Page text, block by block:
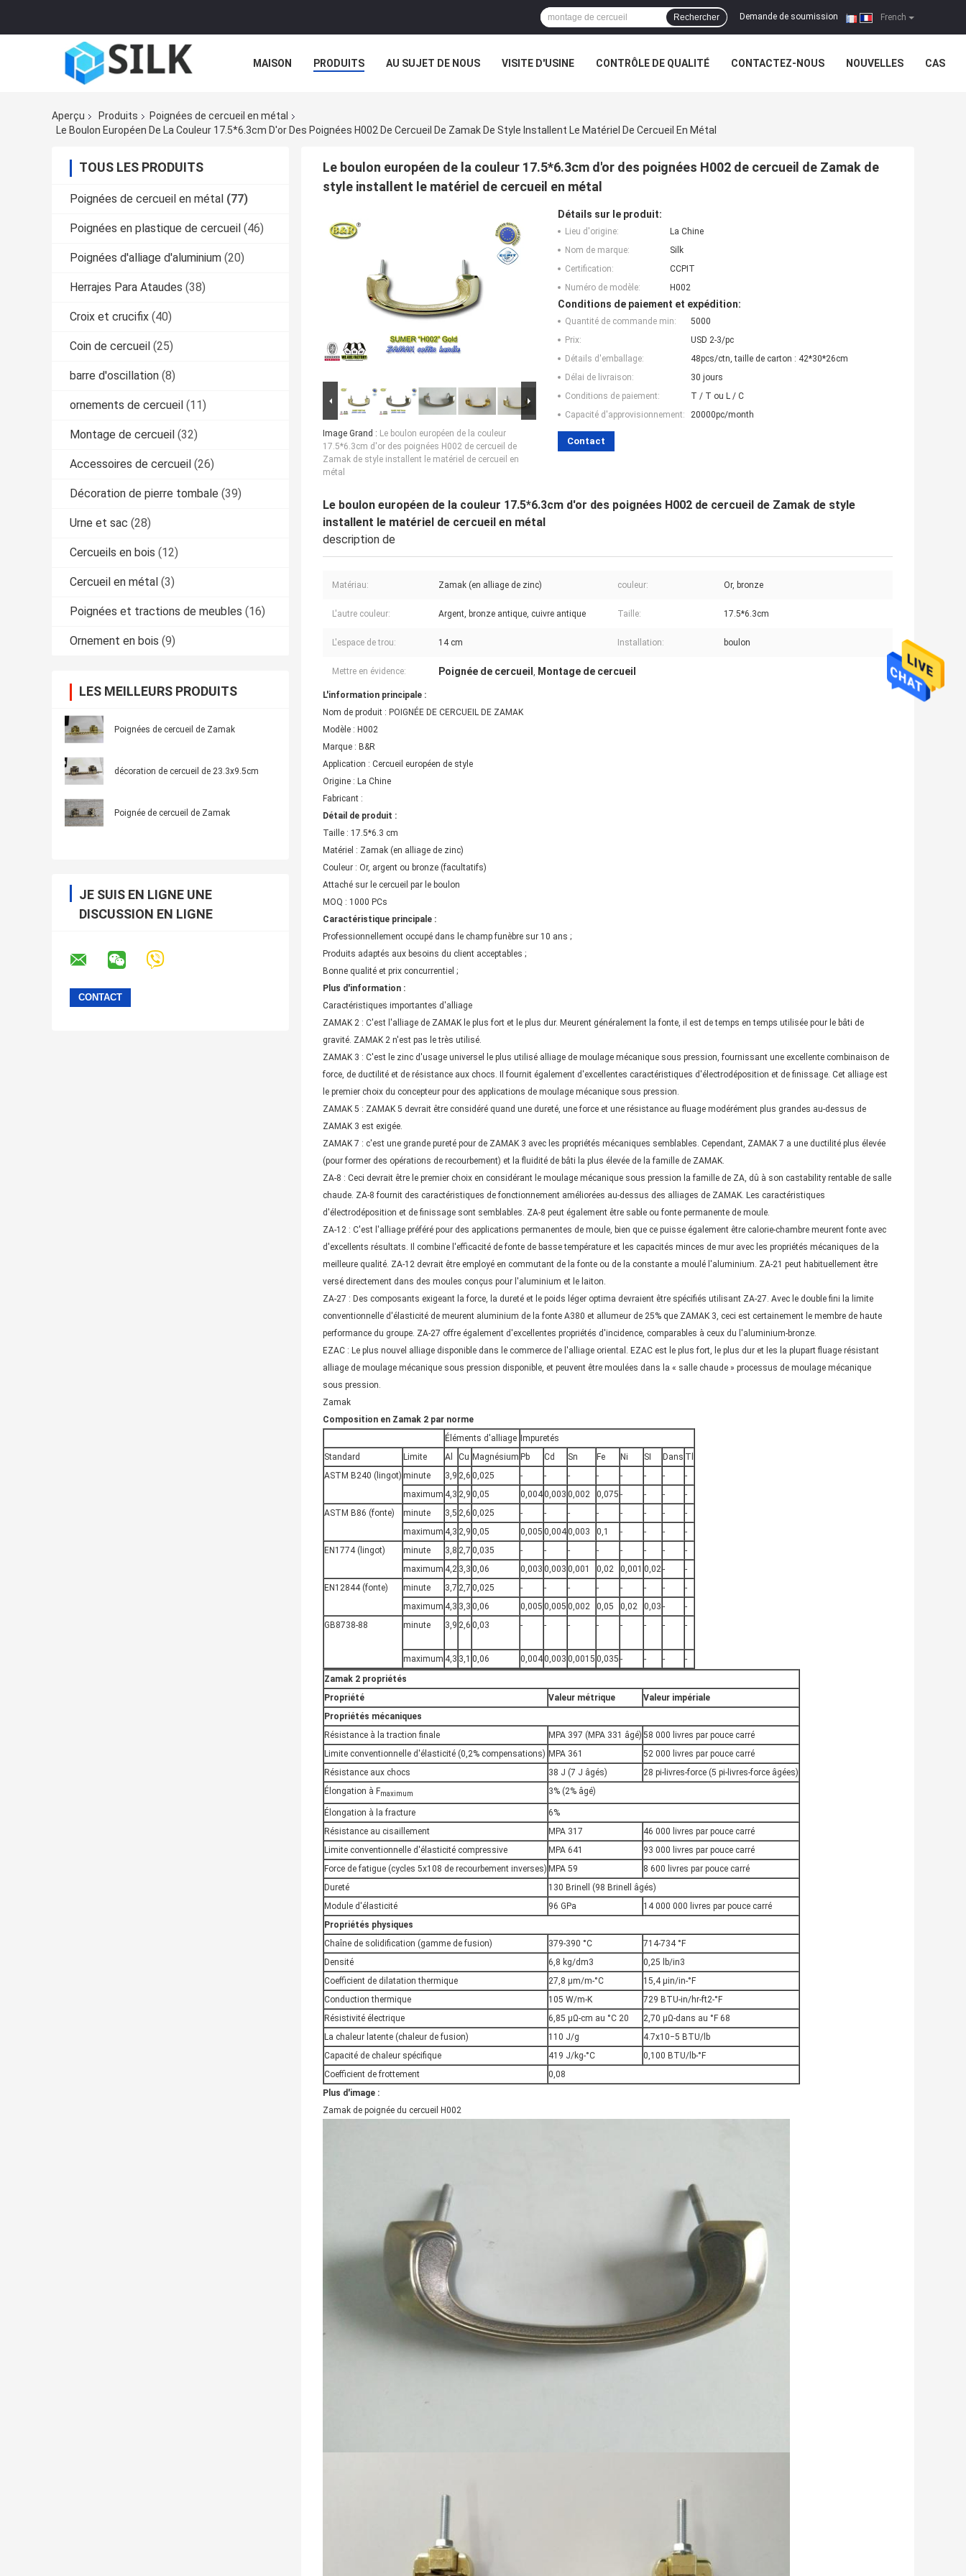
French
Demande de soumission |
Rechercher
MAISON PRODUITS AU SUJET DE NOUS VISITE D'USINE CONTRÔLE DE QUALITÉ CONTACTEZ-NOUS NOUVELLES CAS
Aperçu Produits
Poignées de cercueil en métal
Le Boulon Européen De La Couleur 17.5*6.3cm D'or Des Poignées H002 De Cercueil De Zamak De Style Installent Le Matériel De Cercueil En Métal
TOUS LES PRODUITS
Poignées de cercueil en métal (77)
Poignées en plastique de cercueil (46)
Poignées d'alliage d'aluminium (20)
Herrajes Para Ataudes (38)
Croix et crucifix (40)
Coin de cercueil (25)
barre d'oscillation (8)
ornements de cercueil (11)
Montage de cercueil (32)
Accessoires de cercueil (26)
Décoration de pierre tombale (39)
Urne et sac (28)
Cercueils en bois (12)
Cercueil en métal (3)
Poignées et tractions de meubles (16)
Ornement en bois (9)
LES MEILLEURS PRODUITS
Poignées de cercueil de Zamak
décoration de cercueil de 23.3x9.5cm
Poignée de cercueil de Zamak
JE SUIS EN LIGNE UNE
DISCUSSION EN LIGNE
Le boulon européen de la couleur 17.5*6.3cm d'or des poignées H002 de cercueil de Zamak de
style installent le matériel de cercueil en métal
Image Grand : Le boulon européen de la couleur
17.5*6.3cm d'or des poignées H002 de cercueil de
Zamak de style installent le matériel de cercueil en
métal
Détails sur le produit:
Lieu d'origine:
La Chine
Nom de marque:
Silk
Certification:
CCPIT
Numéro de modèle:
H002
Conditions de paiement et expédition:
Quantité de commande min:
5000
Prix:
USD 2-3/pc
Détails d'emballage:
48pcs/ctn, taille de carton : 42*30*26cm
Délai de livraison:
30 jours
Conditions de paiement:
T / T ou L / C
Capacité d'approvisionnement:
20000pc/month
Contact
Le boulon européen de la couleur 17.5*6.3cm d'or des poignées H002 de cercueil de Zamak de style
installent le matériel de cercueil en métal
description de
Matériau: Zamak (en alliage de zinc) couleur: Or, bronze
L'autre couleur: Argent, bronze antique, cuivre antique Taille: 17.5*6.3cm
L'espace de trou: 14 cm Installation: boulon
Mettre en évidence: Poignée de cercueil Montage de cercueil
L'information principale :
Nom de produit : POIGNÉE DE CERCUEIL DE ZAMAK
Modèle : H002
Marque : B&R
Application : Cercueil européen de style
Origine : La Chine
Fabricant :
Détail de produit :
Taille : 17.5*6.3 cm
Matériel : Zamak (en alliage de zinc)
Couleur : Or, argent ou bronze (facultatifs)
Attaché sur le cercueil par le boulon
MOQ : 1000 PCs
Caractéristique principale :
Professionnellement occupé dans le champ funèbre sur 10 ans ;
Produits adaptés aux besoins du client acceptables ;
Bonne qualité et prix concurrentiel ;
Plus d'information :
Caractéristiques importantes d'alliage
ZAMAK 2 : C'est l'alliage de ZAMAK le plus fort et le plus dur. Meurent généralement la fonte, il est de temps en temps utilisée pour le bâti de
gravité. ZAMAK 2 n'est pas le très utilisé.
ZAMAK 3 : C'est le zinc d'usage universel le plus utilisé alliage de moulage mécanique sous pression, fournissant une excellente combinaison de
force, de ductilité et de résistance aux chocs. Il fournit également d'excellentes caractéristiques d'électrodéposition et de finissage. Cet alliage est
le premier choix du concepteur pour des applications de moulage mécanique sous pression.
ZAMAK 5 : ZAMAK 5 devrait être considéré quand une dureté, une force et une résistance au fluage modérément plus grandes au-dessus de
ZAMAK 3 est exigée.
ZAMAK 7 : c'est une grande pureté pour de ZAMAK 3 avec les propriétés mécaniques semblables. Cependant, ZAMAK 7 a une ductilité plus élevée
(pour former des opérations de recourbement) et la fluidité de bâti la plus élevée de la famille de ZAMAK.
ZA-8 : Ceci devrait être le premier choix en considérant le moulage mécanique sous pression la famille de ZA, dû à son castability rentable de salle
chaude. ZA-8 fournit des caractéristiques de fonctionnement améliorées au-dessus des alliages de ZAMAK. Les caractéristiques
d'électrodéposition et de finissage sont semblables. ZA-8 peut également être sable ou fonte permanente de moule.
ZA-12 : C'est l'alliage préféré pour des applications permanentes de moule, bien que ce puisse également être calorie-chambre meurent fonte avec
d'excellents résultats. Il combine l'efficacité de fonte de basse température et les capacités minces de mur avec les propriétés mécaniques de la
meilleure qualité. ZA-12 devrait être employé en commutant de la fonte ou de la constante a moulé l'aluminium. ZA-21 peut habituellement être
versé directement dans des moules conçus pour l'aluminium et le laiton.
ZA-27 : Des composants exigeant la force, la dureté et le poids léger optima devraient être spécifiés utilisant ZA-27. Avec le double fini la limite
conventionnelle d'élasticité de meurent aluminium de la fonte A380 et allumeur de 25% que ZAMAK 3, ceci est certainement le membre de haute
performance du groupe. ZA-27 offre également d'excellentes propriétés d'incidence, comparables à ceux du l'aluminium-bronze.
EZAC : Le plus nouvel alliage disponible dans le commerce de l'alliage oriental. EZAC est le plus fort, le plus dur et les la plupart fluage résistant
alliage de moulage mécanique sous pression disponible, et peuvent être moulées dans la « salle chaude » processus de moulage mécanique
sous pression.
Zamak
Composition en Zamak 2 par norme
Éléments d'alliage Impuretés
Standard
Limite Al Cu Magnésium Pb Cd Sn Fe Ni SI Dans Tl
ASTM B240 (lingot) minute 3,9 2,6 0,025 - - - - - - -
-
maximum 4,3 2,9 0,05 0,0040,003 0,002 0,075 - - -
-
ASTM B86 (fonte)
minute 3,5 2,6 0,025 - - - - - - -
-
maximum 4,3 2,9 0,05 0,005 0,0040,003 0,1 - - -
-
EN1774 (lingot)
minute 3,8 2,7 0,035 - - - - - - -
-
maximum 4,2 3,3 0,06 0,003 0,003 0,001 0,02 0,001 0,02 -
-
EN12844 (fonte)
minute 3,7 2,7 0,025 - - - - - - -
-
maximum 4,3 3,3 0,06 0,005 0,005 0,002 0,05 0,02 0,03 -
-
GB8738-88
minute 3,9 2,6 0,03 - - - - - - - -
maximum 4,3 3,1 0,06 0,0040,003 0,0015 0,035 - - -
-
Zamak 2 propriétés
Propriété
Valeur métrique
Valeur impériale
Propriétés mécaniques
Résistance à la traction finale
MPA 397 (MPA 331 âgé) 58 000 livres par pouce carré
Limite conventionnelle d'élasticité (0,2% compensations) MPA 361
52 000 livres par pouce carré
Résistance aux chocs
38 J (7 J âgés)
28 pi-livres-force (5 pi-livres-force âgées)
Élongation à Fmaximum 3% (2% âgé)
Élongation à la fracture
6%
Résistance au cisaillement
MPA 317
46 000 livres par pouce carré
Limite conventionnelle d'élasticité compressive
MPA 641
93 000 livres par pouce carré
Force de fatigue (cycles 5x108 de recourbement inverses) MPA 59
8 600 livres par pouce carré
Dureté
130 Brinell (98 Brinell âgés)
Module d'élasticité
96 GPa
14 000 000 livres par pouce carré
Propriétés physiques
Chaîne de solidification (gamme de fusion)
379-390 °C
714-734 °F
Densité
6,8 kg/dm3
0,25 lb/in3
Coefficient de dilatation thermique
27,8 μm/m-°C
15,4 μin/in-°F
Conduction thermique
105 W/m-K
729 BTU-in/hr-ft2-°F
Résistivité électrique
6,85 μΩ-cm au °C 20
2,70 μΩ-dans au °F 68
La chaleur latente (chaleur de fusion)
110 J/g
4.7x10−5 BTU/lb
Capacité de chaleur spécifique
419 J/kg-°C
0,100 BTU/lb-°F
Coefficient de frottement
0,08
Plus d'image :
Zamak de poignée du cercueil H002